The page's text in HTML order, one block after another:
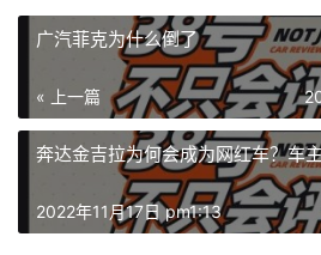
广汽菲克为什么倒了
« 上一篇
奔达金吉拉为何会成为网红车？车
2022年11月17日 pm1:13